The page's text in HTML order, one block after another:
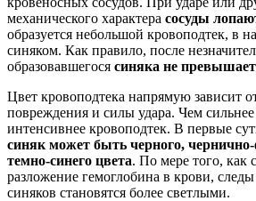
механического характера сосуды
образуется небольшой кровоподтек, в
синяком. Как правило, после
образовавшегося синяка не
Цвет кровоподтека напрямую зависит
повреждения и силы удара. Чем сильнее
интенсивнее кровоподтек. В первые
синяк может быть черного,
темно-синего цвета. По мере того, как
разложение гемоглобина в крови,
синяков становятся более светлыми.